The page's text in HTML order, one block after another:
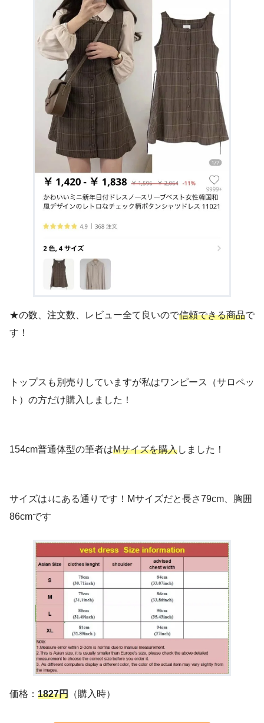
★の数、注文数、レビュー全て良いので信頼できる商品で
す！
トップスも別売りしていますが私はワンピース（サロペッ
ト）の方だけ購入しました！
154cm普通体型の筆者はMサイズを購入しました！
サイズは↓にある通りです！Mサイズだと長さ79cm、胸囲
86cmです
価格： 1827円 （購入時）